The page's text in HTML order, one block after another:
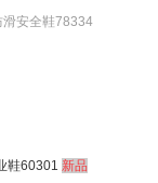
滑安全鞋78334
鞋60301 新品